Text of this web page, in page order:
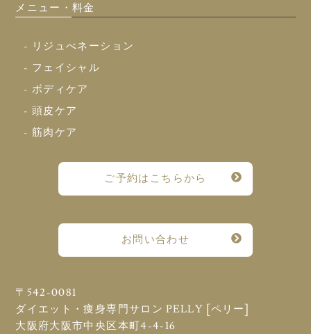
メニュー・料金
- リジュべネーション
- フェイシャル
- ボディケア
- 頭皮ケア
- 筋肉ケア
ご予約はこちらから
お問い合わせ
〒542-0081
ダイエット・痩身専門サロン PELLY [ペリー]
大阪府大阪市中央区本町4-4-16